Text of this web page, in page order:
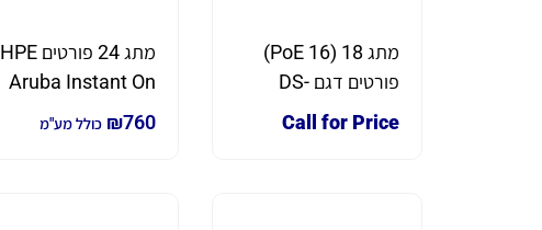
מתג 18 (16 PoE)
פורטים דגם DS-
3E0318P-E
Call for Price
מתג 24 פורטים HPE
Aruba Instant On
1430 24G
₪760 כולל מע"מ